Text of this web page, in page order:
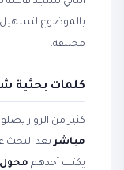
بالموضوع
مختلفة.
كلمات بحثية
كثير من الزوار
مباشربعد البحث
يكتب أحدهم محول